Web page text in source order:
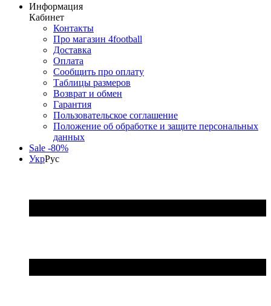
Информация
Кабинет
Контакты
Про магазин 4football
Доставка
Оплата
Сообщить про оплату
Таблицы размеров
Возврат и обмен
Гарантия
Пользовательское соглашение
Положение об обработке и защите персональных
данных
Sale -80%
УкрРус